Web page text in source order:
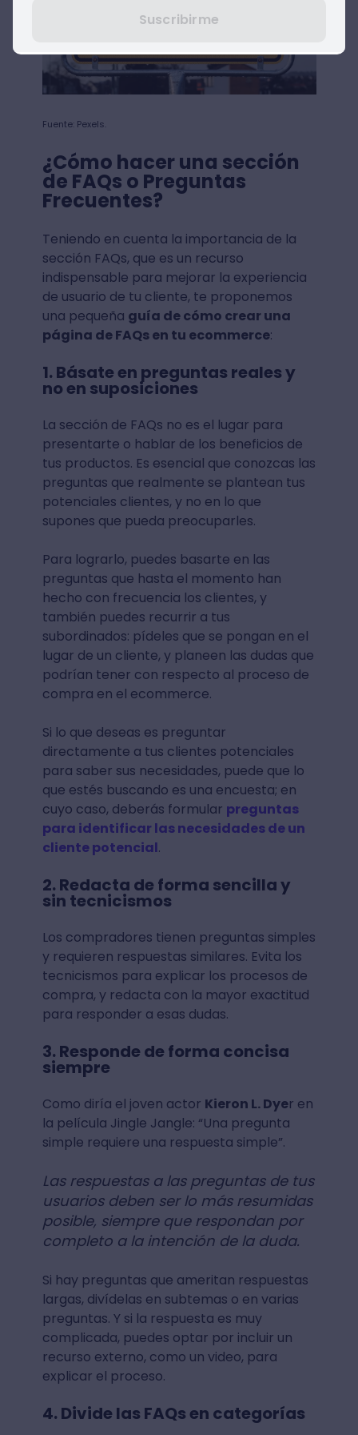
Fuente: Pexels.
¿Cómo hacer una sección
de FAQs o Preguntas
Frecuentes?
Teniendo en cuenta la importancia de la
sección FAQs, que es un recurso
indispensable para mejorar la experiencia
de usuario de tu cliente, te proponemos
una pequeña guía de cómo crear una
página de FAQs en tu ecommerce:
1. Básate en preguntas reales y
no en suposiciones
La sección de FAQs no es el lugar para
presentarte o hablar de los beneficios de
tus productos. Es esencial que conozcas las
preguntas que realmente se plantean tus
potenciales clientes, y no en lo que
supones que pueda preocuparles.
Para lograrlo, puedes basarte en las
preguntas que hasta el momento han
hecho con frecuencia los clientes, y
también puedes recurrir a tus
subordinados: pídeles que se pongan en el
lugar de un cliente, y planeen las dudas que
podrían tener con respecto al proceso de
compra en el ecommerce.
Si lo que deseas es preguntar
directamente a tus clientes potenciales
para saber sus necesidades, puede que lo
que estés buscando es una encuesta; en
cuyo caso, deberás formular preguntas
para identificar las necesidades de un
cliente potencial.
2. Redacta de forma sencilla y
sin tecnicismos
Los compradores tienen preguntas simples
y requieren respuestas similares. Evita los
tecnicismos para explicar los procesos de
compra, y redacta con la mayor exactitud
para responder a esas dudas.
3. Responde de forma concisa
siempre
Como diría el joven actor Kieron L. Dyer en
la película Jingle Jangle: “Una pregunta
simple requiere una respuesta simple”.
Las respuestas a las preguntas de tus
usuarios deben ser lo más resumidas
posible, siempre que respondan por
completo a la intención de la duda.
Si hay preguntas que ameritan respuestas
largas, divídelas en subtemas o en varias
preguntas. Y si la respuesta es muy
complicada, puedes optar por incluir un
recurso externo, como un video, para
explicar el proceso.
4. Divide las FAQs en categorías
Suscribirme